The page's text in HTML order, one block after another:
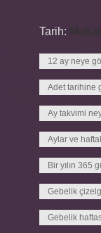
Tarih:
12 ay neye
Adet tarihine
Ay takvimi
Aylar ve
Bir yılın 365
Gebelik
Gebelik